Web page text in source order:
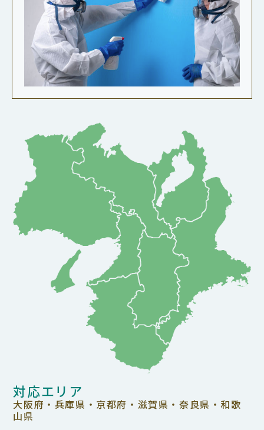
対応エリア
大阪府・兵庫県・京都府・滋賀県・奈良県・和歌
山県